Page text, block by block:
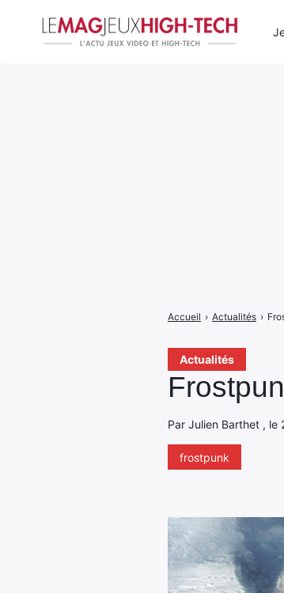
Actualités
Par Julien Barthet ,
frostpunk
Accueil › Actualités ›